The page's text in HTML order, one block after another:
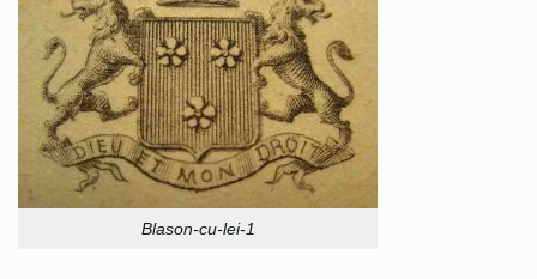
Blason-cu-lei-1